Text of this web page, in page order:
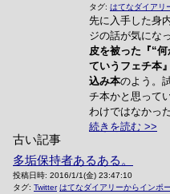
タグ: はてなダイアリ
先に入手した身
ジの話が気にな
皮を被った『“
ていうフェチ本
込み本のよう。
チ本かと思って
わけではなかっ
続きを読む
古い記事
多垢保持者あるある。
投稿日時: 2016/1/1(金) 23:47:10
タグ: Twitter はてなダイアリーからインポ